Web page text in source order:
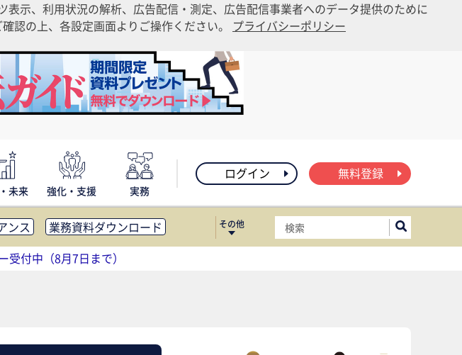
示、利用状況の解析、広告配信・測定、広告配信事業者へのデータ提供のために
認の上、各設定画面よりご操作ください。 プライバシーポリシー
未来 強化・支援 実務
ログイン 無料登録
ンス
業務資料ダウンロード
ョン活性化
FM・オフィス移転
ング・BPO
調査・レポート
その他
付中（8月7日まで）